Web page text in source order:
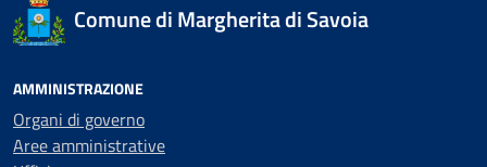
Comune di Margherita di Savoia
AMMINISTRAZIONE
Organi di governo
Aree amministrative